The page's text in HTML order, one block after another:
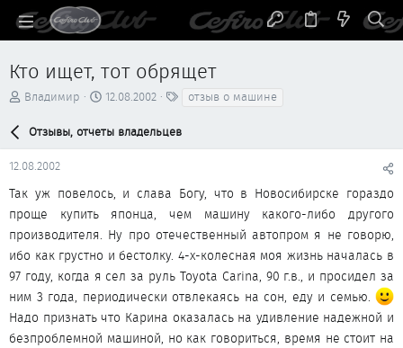
Кто ищет, тот обрящет
А
р
т
е
м
ы
Владимир
Д
т
ч
а
12.08.2002
г
отзыв о машине
Отзывы, отчеты владельцев
12.08.2002
Так уж повелось, и слава Богу, что в Новосибирске гораздо
проще купить японца, чем машину какого-либо другого
производителя. Ну про отечественный автопром я не говорю,
ибо как грустно и бестолку. 4-х-колесная моя жизнь началась в
97 году, когда я сел за руль Toyota Carina, 90 г.в., и просидел за
ним 3 года, периодически отвлекаясь на сон, еду и семью.
Надо признать что Карина оказалась на удивление надежной и
безпроблемной машиной, но как говориться, время не стоит на